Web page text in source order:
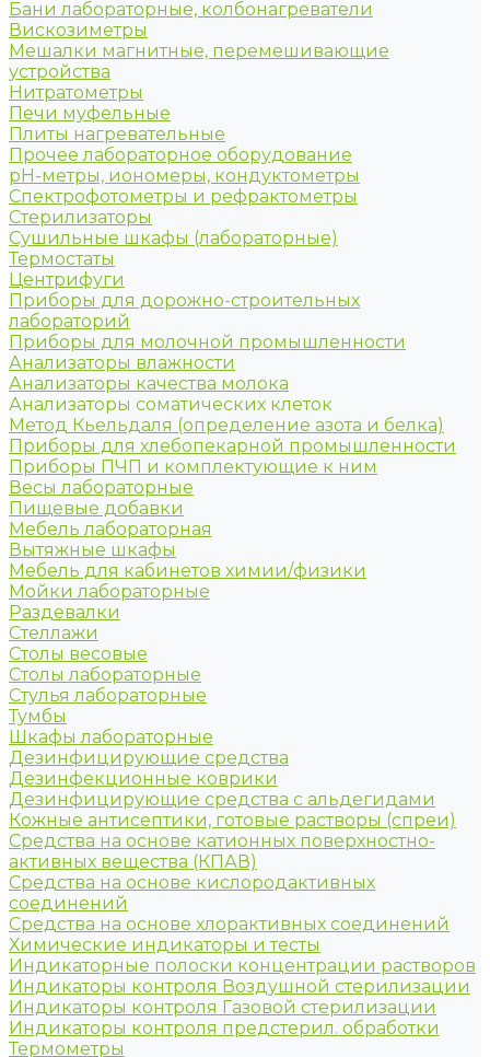
Бани лабораторные, колбонагреватели
Вискозиметры
Мешалки магнитные, перемешивающие
устройства
Нитратометры
Печи муфельные
Плиты нагревательные
Прочее лабораторное оборудование
рН-метры, иономеры, кондуктометры
Спектрофотометры и рефрактометры
Стерилизаторы
Сушильные шкафы (лабораторные)
Термостаты
Центрифуги
Приборы для дорожно-строительных
лабораторий
Приборы для молочной промышленности
Анализаторы влажности
Анализаторы качества молока
Анализаторы соматических клеток
Метод Кьельдаля (определение азота и белка)
Приборы для хлебопекарной промышленности
Приборы ПЧП и комплектующие к ним
Весы лабораторные
Пищевые добавки
Мебель лабораторная
Вытяжные шкафы
Мебель для кабинетов химии/физики
Мойки лабораторные
Раздевалки
Стеллажи
Столы весовые
Столы лабораторные
Стулья лабораторные
Тумбы
Шкафы лабораторные
Дезинфицирующие средства
Дезинфекционные коврики
Дезинфицирующие средства с альдегидами
Кожные антисептики, готовые растворы (спреи)
Средства на основе катионных поверхностно-
активных вещества (КПАВ)
Средства на основе кислородактивных
соединений
Средства на основе хлорактивных соединений
Химические индикаторы и тесты
Индикаторные полоски концентрации растворов
Индикаторы контроля Воздушной стерилизации
Индикаторы контроля Газовой стерилизации
Индикаторы контроля предстерил. обработки
Термометры